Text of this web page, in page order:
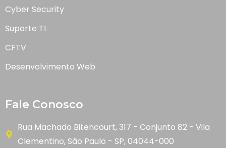
Cyber Security
Suporte TI
CFTV
Desenvolvimento Web
Fale Conosco
Rua Machado Bitencourt, 317 - Conjunto 82 - Vila
Clementino, São Paulo - SP, 04044-000